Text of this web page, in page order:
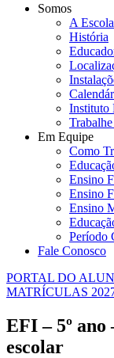
Somos
A Escola
História
Instituto
Em Equipe
Como
Ensino
Ensino
Ensino
Período
Fale Conosco
PORTAL DO
MATRÍCULAS
EFI – 5º ano
escolar